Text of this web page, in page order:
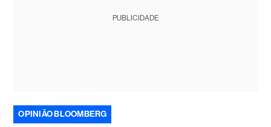
PUBLICIDADE
OPINIÃO BLOOMBERG